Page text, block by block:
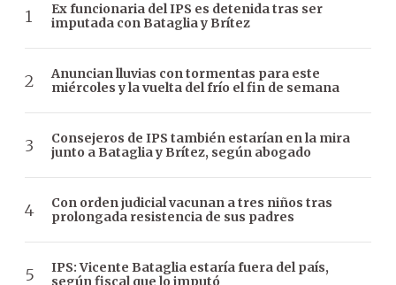
Ex funcionaria del IPS es detenida tras ser
imputada con Bataglia y Brítez
Anuncian lluvias con tormentas para este
miércoles y la vuelta del frío el fin de semana
Consejeros de IPS también estarían en la mira
junto a Bataglia y Brítez, según abogado
Con orden judicial vacunan a tres niños tras
prolongada resistencia de sus padres
IPS: Vicente Bataglia estaría fuera del país,
según fiscal que lo imputó